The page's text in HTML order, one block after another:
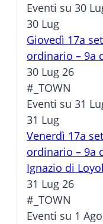
Eventi su 30
30 Lug
Giovedì 17a
ordinario – 9a
30 Lug 26
#_TOWN
Eventi su 31
31 Lug
Venerdì 17a
ordinario – 9a
Ignazio di
31 Lug 26
#_TOWN
Eventi su 1